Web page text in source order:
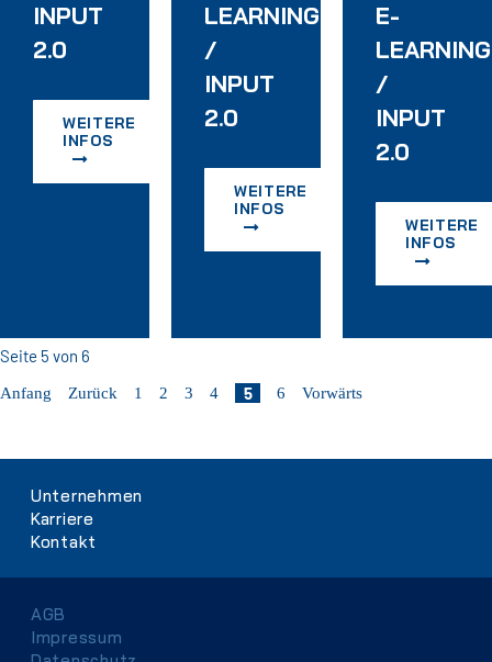
INPUT
2.0
WEITERE
INFOS
LEARNING
/
INPUT
2.0
WEITERE
INFOS
E-
LEARNING
/
INPUT
2.0
WEITERE
INFOS
Seite 5 von 6
Anfang Zurück 1 2 3 4 5 6 Vorwärts
Navigation
überspringen
Unternehmen
Karriere
Kontakt
Navigation
überspringen
AGB
Impressum